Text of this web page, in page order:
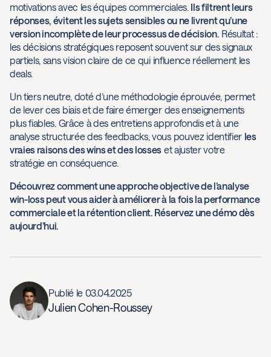
motivations avec les équipes commerciales. Ils filtrent leurs
réponses, évitent les sujets sensibles ou ne livrent qu’une
version incomplète de leur processus de décision. Résultat :
les décisions stratégiques reposent souvent sur des signaux
partiels, sans vision claire de ce qui influence réellement les
deals.
Un tiers neutre, doté d’une méthodologie éprouvée, permet
de lever ces biais et de faire émerger des enseignements
plus fiables. Grâce à des entretiens approfondis et à une
analyse structurée des feedbacks, vous pouvez identifier les
vraies raisons des wins et des losses et ajuster votre
stratégie en conséquence.
Découvrez comment une approche objective de l’analyse
win-loss peut vous aider à améliorer à la fois la performance
commerciale et la rétention client. Réservez une démo dès
aujourd’hui.
Publié le 03.04.2025
Julien Cohen-Roussey